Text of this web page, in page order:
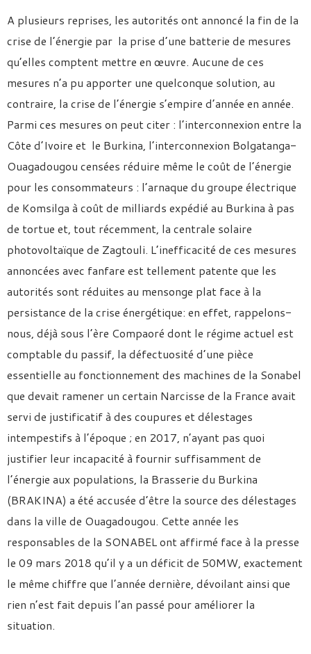
A plusieurs reprises, les autorités ont annoncé la fin de la
crise de l’énergie par la prise d’une batterie de mesures
qu’elles comptent mettre en œuvre. Aucune de ces
mesures n’a pu apporter une quelconque solution, au
contraire, la crise de l’énergie s’empire d’année en année.
Parmi ces mesures on peut citer : l’interconnexion entre la
Côte d’Ivoire et le Burkina, l’interconnexion Bolgatanga-
Ouagadougou censées réduire même le coût de l’énergie
pour les consommateurs : l’arnaque du groupe électrique
de Komsilga à coût de milliards expédié au Burkina à pas
de tortue et, tout récemment, la centrale solaire
photovoltaïque de Zagtouli. L’inefficacité de ces mesures
annoncées avec fanfare est tellement patente que les
autorités sont réduites au mensonge plat face à la
persistance de la crise énergétique: en effet, rappelons-
nous, déjà sous l’ère Compaoré dont le régime actuel est
comptable du passif, la défectuosité d’une pièce
essentielle au fonctionnement des machines de la Sonabel
que devait ramener un certain Narcisse de la France avait
servi de justificatif à des coupures et délestages
intempestifs à l’époque ; en 2017, n’ayant pas quoi
justifier leur incapacité à fournir suffisamment de
l’énergie aux populations, la Brasserie du Burkina
(BRAKINA) a été accusée d’être la source des délestages
dans la ville de Ouagadougou. Cette année les
responsables de la SONABEL ont affirmé face à la presse
le 09 mars 2018 qu’il y a un déficit de 50MW, exactement
le même chiffre que l’année dernière, dévoilant ainsi que
rien n’est fait depuis l’an passé pour améliorer la
situation.